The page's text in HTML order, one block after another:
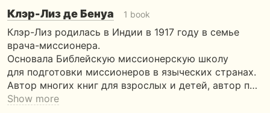
Клэр-Лиз де Бенуа 1 book
Клэр-Лиз родилась в Индии в 1917 году в семье
врача-миссионера.
Основала Библейскую миссионерскую школу
для подготовки миссионеров в языческих странах.
Автор многих книг для взрослых и детей, автор п…
Show more